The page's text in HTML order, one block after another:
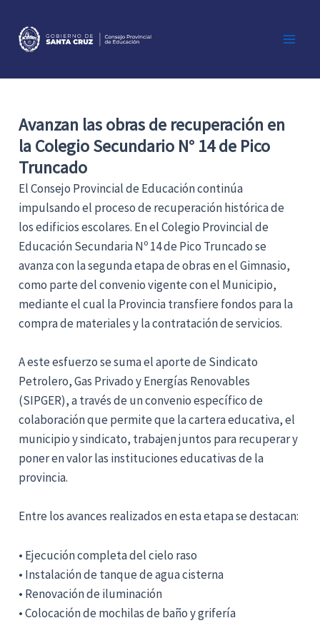
contenido
Avanzan las obras de recuperación en
la Colegio Secundario N° 14 de Pico
Truncado
El Consejo Provincial de Educación continúa
impulsando el proceso de recuperación histórica de
los edificios escolares. En el Colegio Provincial de
Educación Secundaria Nº 14 de Pico Truncado se
avanza con la segunda etapa de obras en el Gimnasio,
como parte del convenio vigente con el Municipio,
mediante el cual la Provincia transfiere fondos para la
compra de materiales y la contratación de servicios.
A este esfuerzo se suma el aporte de Sindicato
Petrolero, Gas Privado y Energías Renovables
(SIPGER), a través de un convenio específico de
colaboración que permite que la cartera educativa, el
municipio y sindicato, trabajen juntos para recuperar y
poner en valor las instituciones educativas de la
provincia.
Entre los avances realizados en esta etapa se destacan:
• Ejecución completa del cielo raso
• Instalación de tanque de agua cisterna
• Renovación de iluminación
• Colocación de mochilas de baño y grifería